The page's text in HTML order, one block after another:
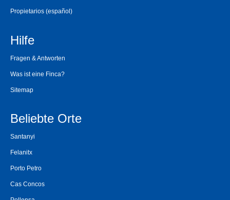
Propietarios (español)
Hilfe
Fragen & Antworten
Was ist eine Finca?
Sitemap
Beliebte Orte
Santanyi
Felanitx
Porto Petro
Cas Concos